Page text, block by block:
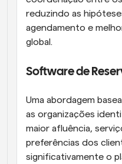
reduzindo as
agendamento e
global.
Software de
Uma abordagem
as organizações
maior afluência,
preferências dos
significativamente o